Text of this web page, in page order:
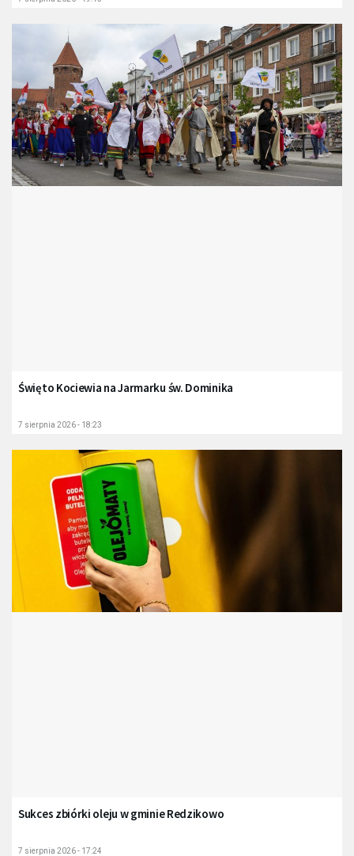
Święto Kociewia na Jarmarku św. Dominika
7 sierpnia 2026 - 18:23
Sukces zbiórki oleju w gminie Redzikowo
7 sierpnia 2026 - 17:24